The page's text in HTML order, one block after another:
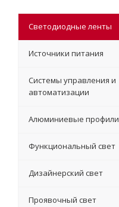
Светодиодные ленты
Источники питания
Системы управления и
автоматизации
Алюминиевые профили
Функциональный свет
Дизайнерский свет
Проявочный свет